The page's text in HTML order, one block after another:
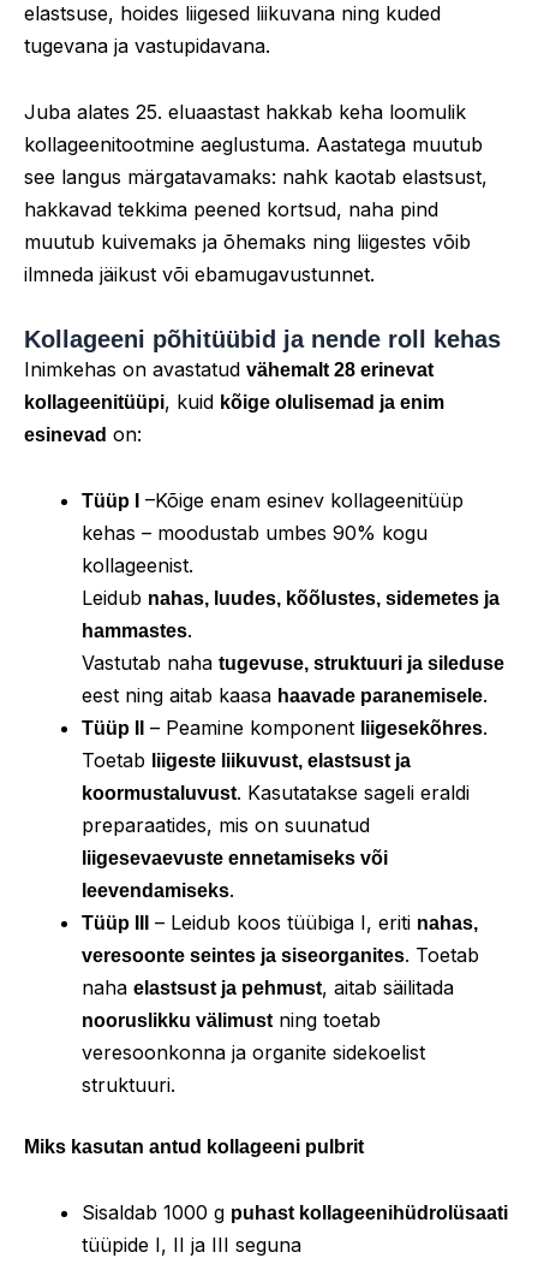
elastsuse, hoides liigesed liikuvana ning kuded
tugevana ja vastupidavana.
Juba alates 25. eluaastast hakkab keha loomulik
kollageenitootmine aeglustuma. Aastatega muutub
see langus märgatavamaks: nahk kaotab elastsust,
hakkavad tekkima peened kortsud, naha pind
muutub kuivemaks ja õhemaks ning liigestes võib
ilmneda jäikust või ebamugavustunnet.
Kollageeni põhitüübid ja nende roll kehas
Inimkehas on avastatud vähemalt 28 erinevat
kollageenitüüpi, kuid kõige olulisemad ja enim
esinevad on:
Tüüp I
–Kõige enam esinev kollageenitüüp
kehas – moodustab umbes 90% kogu
kollageenist.
Leidub nahas, luudes, kõõlustes, sidemetes ja
hammastes.
Vastutab naha tugevuse, struktuuri ja sileduse
eest ning aitab kaasa haavade paranemisele.
Tüüp II – Peamine komponent liigesekõhres.
Toetab
liigeste liikuvust, elastsust ja
koormustaluvust. Kasutatakse sageli eraldi
preparaatides, mis on suunatud
liigesevaevuste ennetamiseks või
leevendamiseks.
Tüüp III – Leidub koos tüübiga I, eriti nahas,
veresoonte seintes ja siseorganites. Toetab
naha elastsust ja pehmust, aitab säilitada
nooruslikku välimustning toetab
veresoonkonna ja organite sidekoelist
struktuuri.
Miks kasutan antud kollageeni pulbrit
Sisaldab 1000 g puhast kollageenihüdrolüsaati
tüüpide I, II ja III seguna